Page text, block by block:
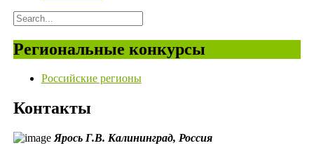
Региональные конкурсы
Российские регионы
Контакты
Ярось Г.В. Калининград, Россия